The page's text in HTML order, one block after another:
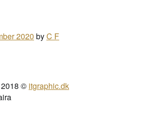
2020 byC F
© itgraphic.dk